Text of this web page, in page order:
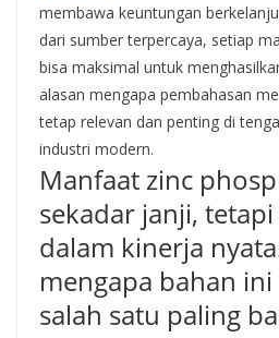
membawa keuntungan
dari sumber terpercaya, setiap
bisa maksimal untuk
alasan mengapa pembahasan
tetap relevan dan penting di
industri modern.
Manfaat zinc
sekadar janji,
dalam kinerja
mengapa bahan
salah satu paling